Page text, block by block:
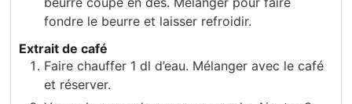
fondre le beurre et laisser refroidir.
Extrait de café
Faire chauffer 1 dl d’eau. Mélanger avec le café
et réserver.